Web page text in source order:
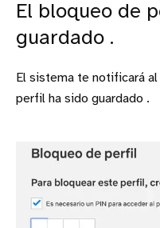
El bloqueo de
guardado .
El sistema te notificará
perfil ha sido guardado .